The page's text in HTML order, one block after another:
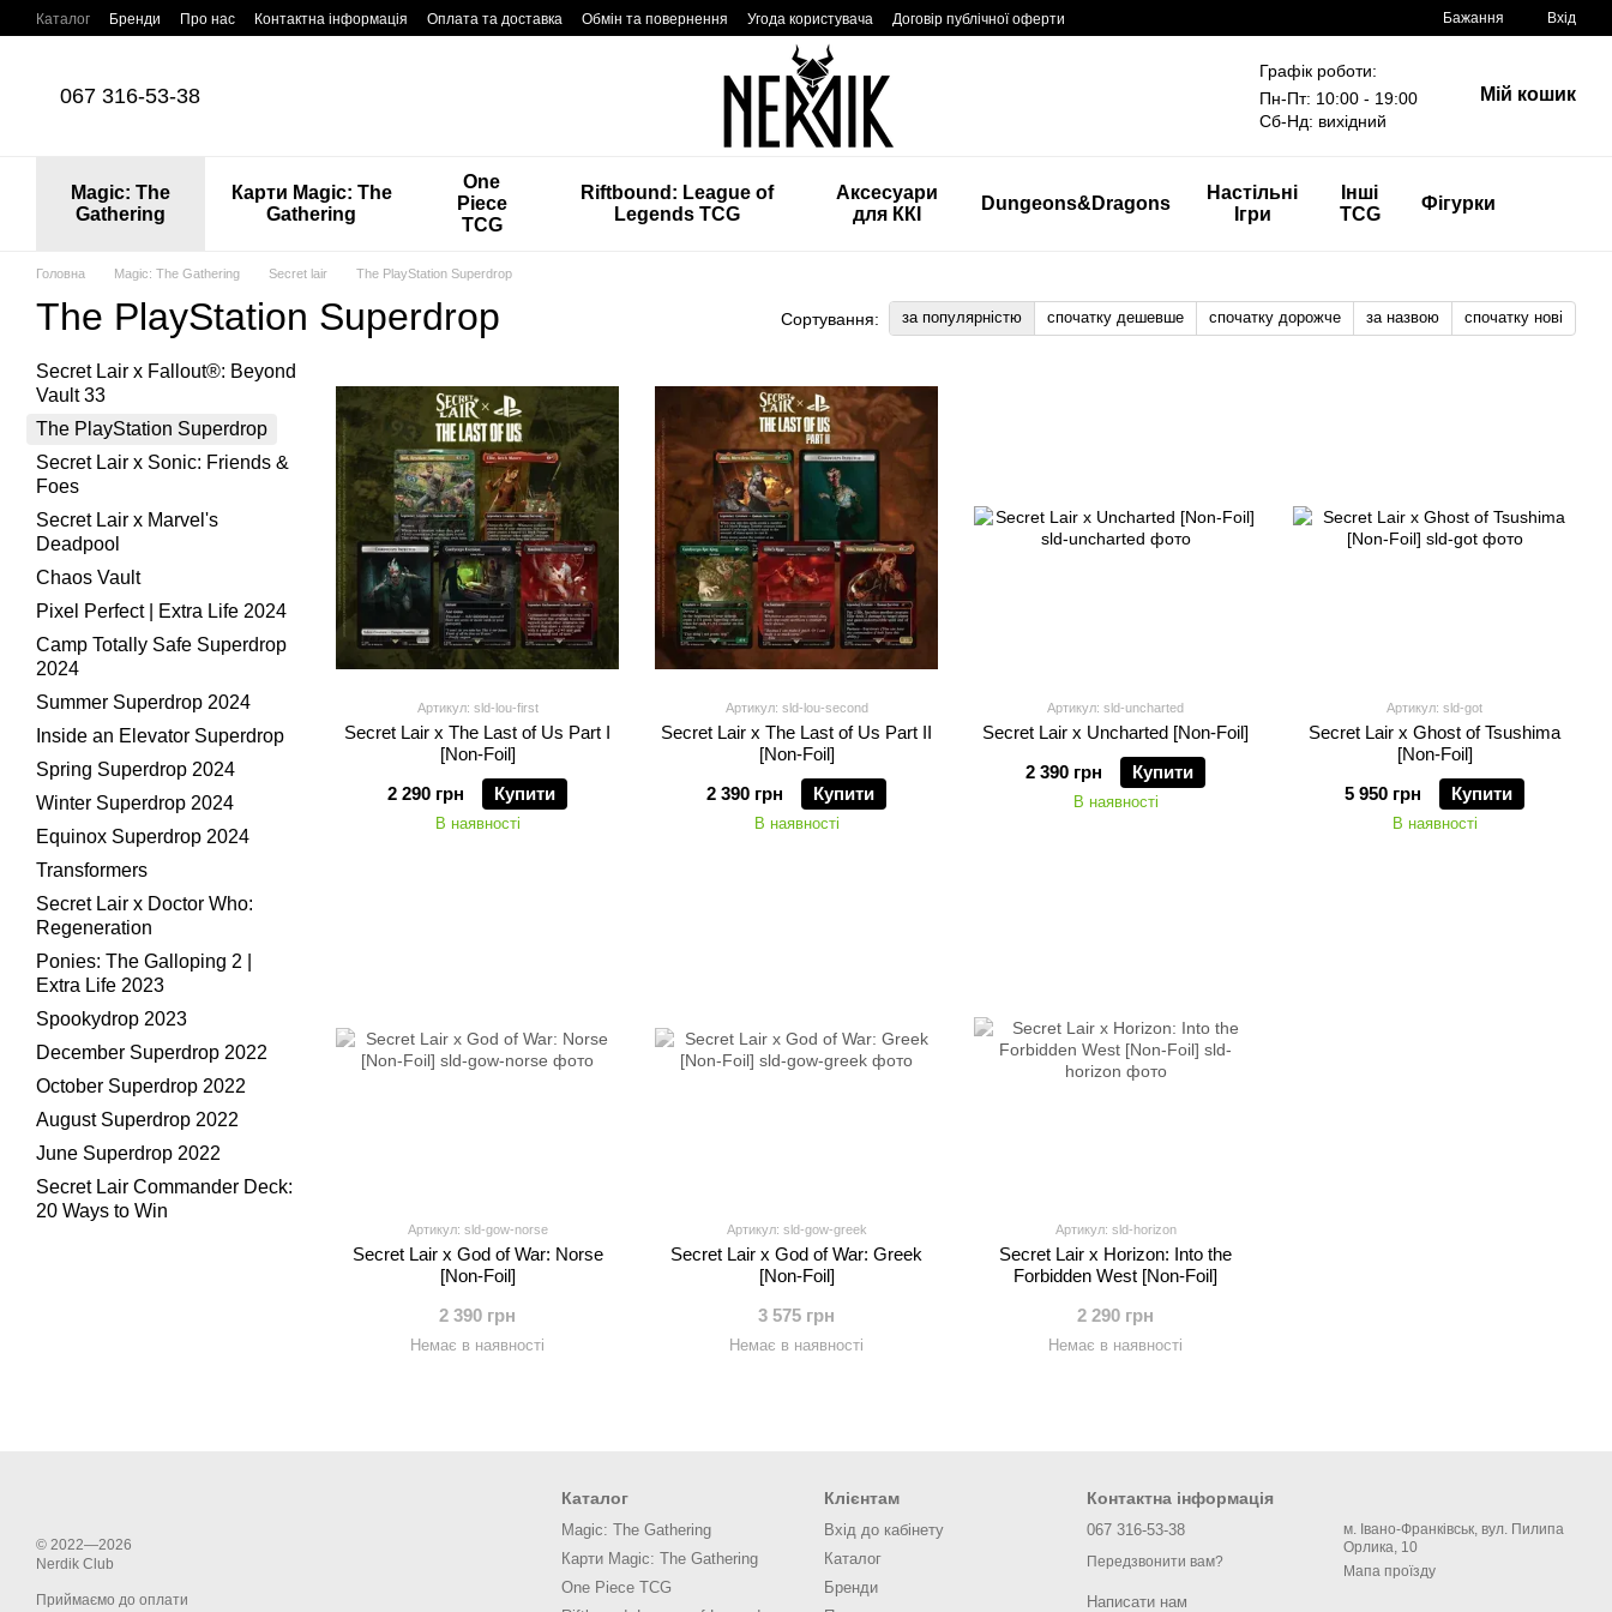
Перейти до основного контенту
Каталог Бренди Про нас Контактна інформація Оплата та доставка Обмін та повернення Угода користувача Договір публічної оферти Бажання Вхід
067 316-53-38
Графік роботи:
Пн-Пт: 10:00 - 19:00
Сб-Нд: вихідний
Мій кошик
Magic: The
Gathering
Карти Magic: The
Gathering
One
Piece
TCG
Riftbound: League of
Legends TCG
Аксесуари
для ККІ
Dungeons&Dragons
Настільні
Ігри
Інші
TCG
Фігурки
Головна Magic: The Gathering Secret lair The PlayStation Superdrop
The PlayStation Superdrop Сортування: за популярністю спочатку дешевше спочатку дорожче за назвою спочатку нові
Артикул: sld-lou-first
Secret Lair x The Last of Us Part I
[Non-Foil]
2 290 грн
Купити
В наявності
Артикул: sld-lou-second
Secret Lair x The Last of Us Part II
[Non-Foil]
2 390 грн
Купити
В наявності
Артикул: sld-uncharted
Secret Lair x Uncharted [Non-Foil]
2 390 грн
Купити
В наявності
Артикул: sld-got
Secret Lair x Ghost of Tsushima
[Non-Foil]
5 950 грн
Купити
В наявності
Артикул: sld-gow-norse
Secret Lair x God of War: Norse
[Non-Foil]
2 390 грн
Немає в наявності
Артикул: sld-gow-greek
Secret Lair x God of War: Greek
[Non-Foil]
3 575 грн
Немає в наявності
Артикул: sld-horizon
Secret Lair x Horizon: Into the
Forbidden West [Non-Foil]
2 290 грн
Немає в наявності
Secret Lair x Fallout®: Beyond
Vault 33
The PlayStation Superdrop
Secret Lair x Sonic: Friends &
Foes
Secret Lair x Marvel's
Deadpool
Chaos Vault
Pixel Perfect | Extra Life 2024
Camp Totally Safe Superdrop
2024
Summer Superdrop 2024
Inside an Elevator Superdrop
Spring Superdrop 2024
Winter Superdrop 2024
Equinox Superdrop 2024
Transformers
Secret Lair x Doctor Who:
Regeneration
Ponies: The Galloping 2 |
Extra Life 2023
Spookydrop 2023
December Superdrop 2022
October Superdrop 2022
August Superdrop 2022
June Superdrop 2022
Secret Lair Commander Deck:
20 Ways to Win
© 2022—2026
Nerdik Club
Приймаємо до оплати
Каталог
Magic: The Gathering
Карти Magic: The Gathering
One Piece TCG
Клієнтам
Вхід до кабінету
Каталог
Бренди
Контактна інформація
067 316-53-38
Передзвонити вам?
Написати нам
м. Івано-Франківськ, вул. Пилипа
Орлика, 10
Мапа проїзду